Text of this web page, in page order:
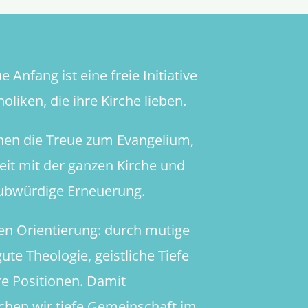
Anfang ist eine freie Initiative
die ihre Kirche lieben.
die Treue zum Evangelium,
mit der ganzen Kirche und
Erneuerung.
Orientierung: durch mutige
Theologie, geistliche Tiefe
Positionen. Damit